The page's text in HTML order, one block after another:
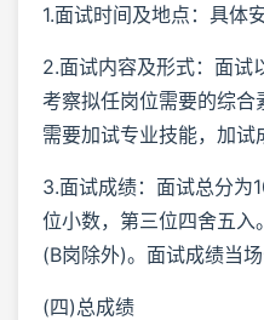
1.面试时间及地点：具体
2.面试内容及形式：面试
考察拟任岗位需要的综合
需要加试专业技能，加试
3.面试成绩：面试总分为
位小数，第三位四舍五
(B岗除外)。面试成绩当场
(四)总成绩